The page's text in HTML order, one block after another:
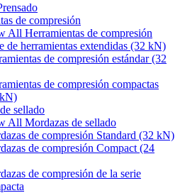
de compresión
All Herramientas de compresión
de herramientas extendidas (32 kN)
de compresión estándar (32
de compresión compactas
sellado
All Mordazas de sellado
de compresión Standard (32 kN)
de compresión Compact (24
de compresión de la serie